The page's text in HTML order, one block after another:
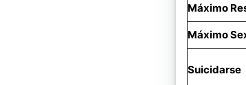
Máximo
Máximo
Suicidarse